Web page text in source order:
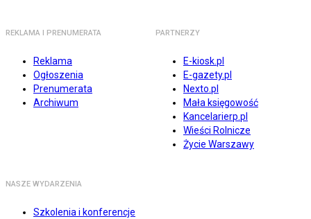
REKLAMA I PRENUMERATA
Reklama
Ogłoszenia
Prenumerata
Archiwum
PARTNERZY
E-kiosk.pl
E-gazety.pl
Nexto.pl
Mała księgowość
Kancelarierp.pl
Wieści Rolnicze
Życie Warszawy
NASZE WYDARZENIA
Szkolenia i konferencje